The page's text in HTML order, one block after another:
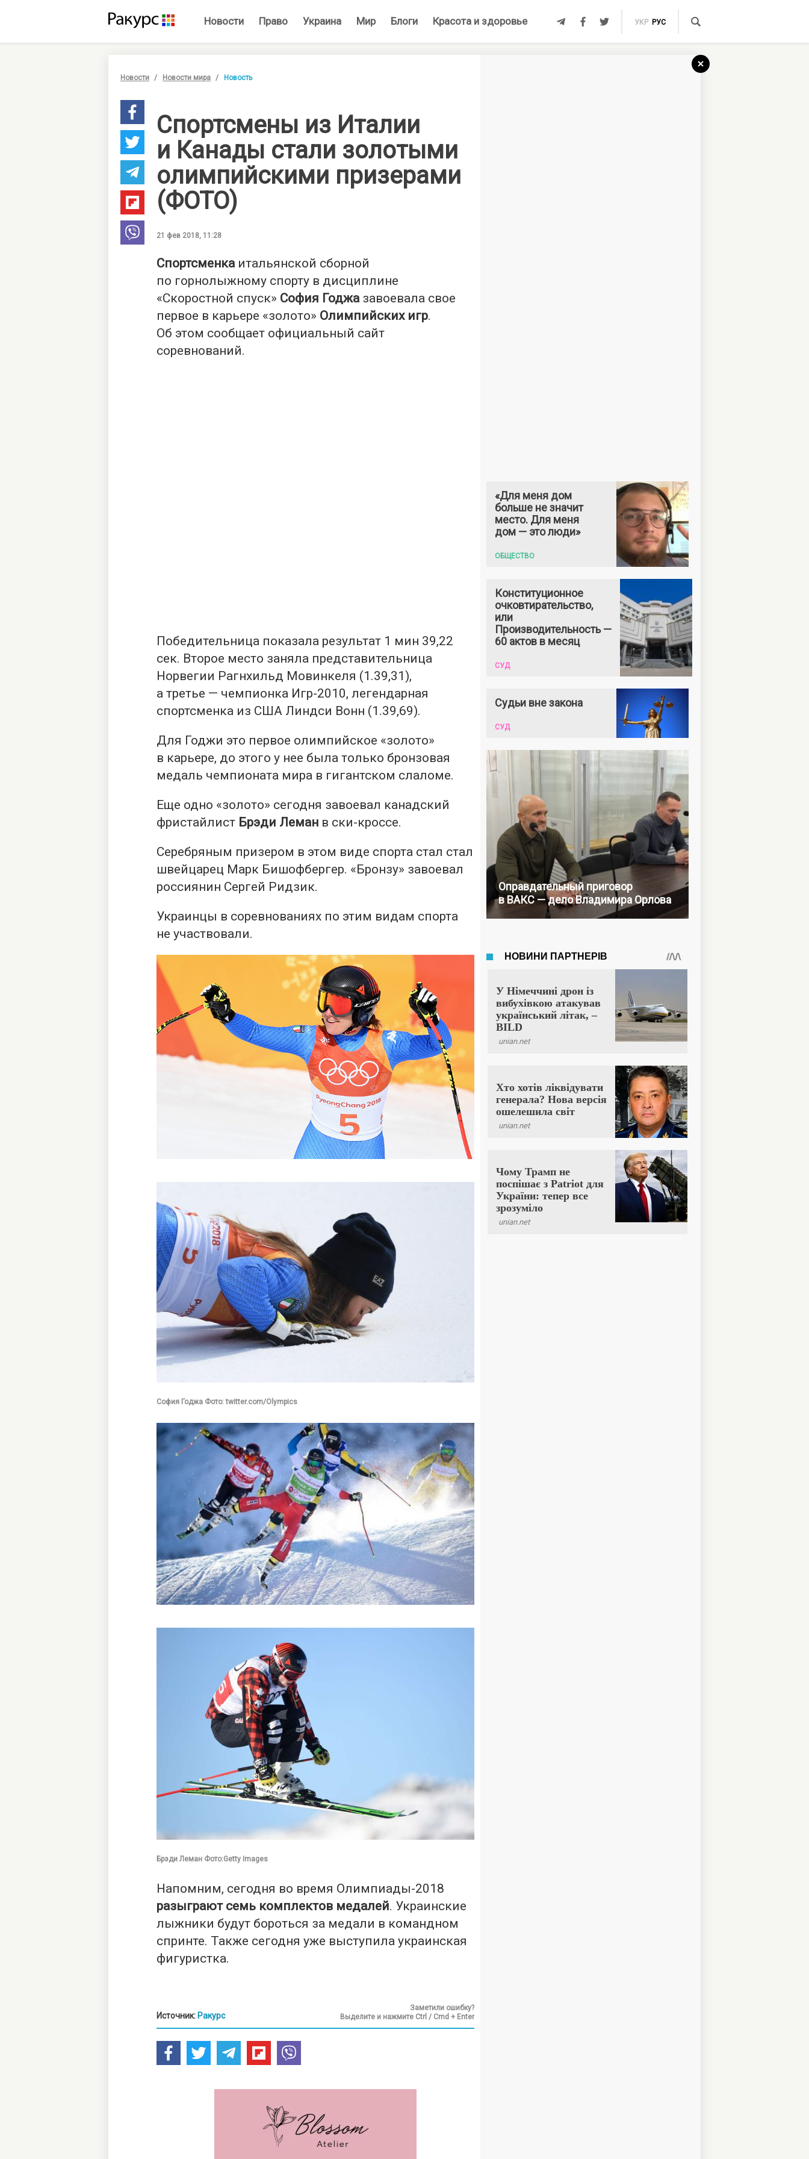
Новости Право Украина Мир Блоги Красота и здоровье УКР РУС
Новости Новости мира Новость
Спортсмены из Италии
и Канады стали золотыми
олимпийскими призерами
(ФОТО)
21 фев 2018, 11:28
Спортсменкаитальянской сборной
по горнолыжному спорту в дисциплине
«Скоростной спуск» София Годжазавоевала свое
первое в карьере «золото» Олимпийских игр.
Об этом сообщает официальный сайт
соревнований.
Победительница показала результат 1 мин 39,22
сек. Второе место заняла представительница
Норвегии Рагнхильд Мовинкеля (1.39,31),
а третье — чемпионка Игр-2010, легендарная
спортсменка из США Линдси Вонн (1.39,69).
Для Годжи это первое олимпийское «золото»
в карьере, до этого у нее была только бронзовая
медаль чемпионата мира в гигантском слаломе.
Еще одно «золото» сегодня завоевал канадский
фристайлист Брэди Леман в ски-кроссе.
Серебряным призером в этом виде спорта стал стал
швейцарец Марк Бишофбергер. «Бронзу» завоевал
россиянин Сергей Ридзик.
Украинцы в соревнованиях по этим видам спорта
не участвовали.
София Годжа Фото: twitter.com/Olympics
Брэди Леман Фото:Getty Images
Напомним, сегодня во время Олимпиады-2018
разыграют семь комплектов медалей. Украинские
лыжники будут бороться за медали в командном
спринте. Также сегодня уже выступила украинская
фигуристка.
Источник: Ракурс
Заметили ошибку?
Выделите и нажмите Ctrl / Cmd + Enter
«Для меня дом
больше не значит
место. Для меня
дом — это люди»
ОБЩЕСТВО
Конституционное
очковтирательство,
или
Производительность —
60 актов в месяц
СУД
Судьи вне закона
СУД
Оправдательный приговор
в ВАКС — дело Владимира Орлова